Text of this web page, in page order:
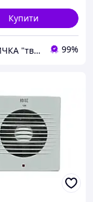
Купити
РУКАВИЧКА "твоя будівельна скарбничка" 99%